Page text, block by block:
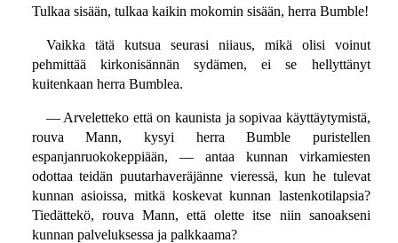
Tulkaa sisään, tulkaa kaikin mokomin sisään, herra Bumble!
Vaikka tätä kutsua seurasi niiaus, mikä olisi voinut
pehmittää kirkonisännän sydämen, ei se hellyttänyt
kuitenkaan herra Bumblea.
— Arveletteko että on kaunista ja sopivaa käyttäytymistä,
rouva Mann, kysyi herra Bumble puristellen
espanjanruokokeppiään, — antaa kunnan virkamiesten
odottaa teidän puutarhaveräjänne vieressä, kun he tulevat
kunnan asioissa, mitkä koskevat kunnan lastenkotilapsia?
Tiedättekö, rouva Mann, että olette itse niin sanoakseni
kunnan palveluksessa ja palkkaama?